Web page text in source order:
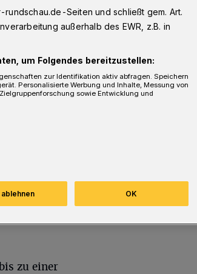
Täter
in eine
stahlen
zu einer
Seiten und schließt gem. Art.
außerhalb des EWR, z.B. in
um Folgendes bereitzustellen:
zur Identifikation aktiv abfragen. Speichern
Personalisierte Werbung und Inhalte, Messung von
sowie Entwicklung und
OK